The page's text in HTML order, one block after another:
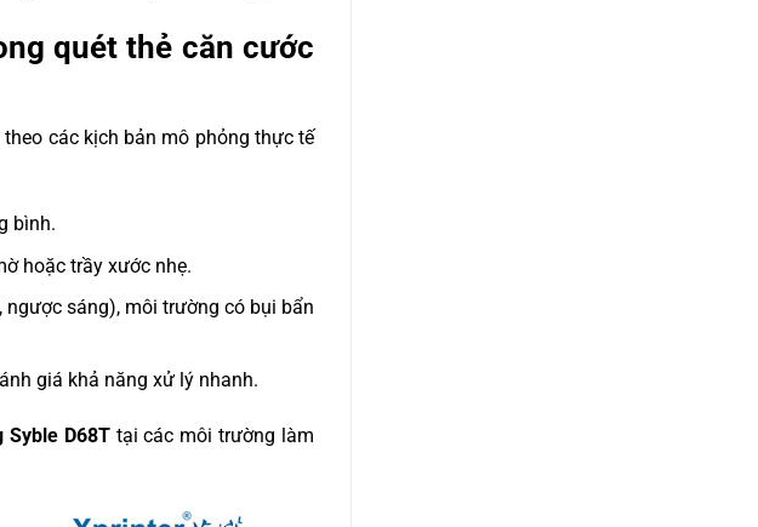
quét thẻ căn cước
các kịch bản mô phỏng thực tế
bình.
hoặc trầy xước nhẹ.
ngược sáng), môi trường có bụi bẩn
giá khả năng xử lý nhanh.
D68Ttại các môi trường làm